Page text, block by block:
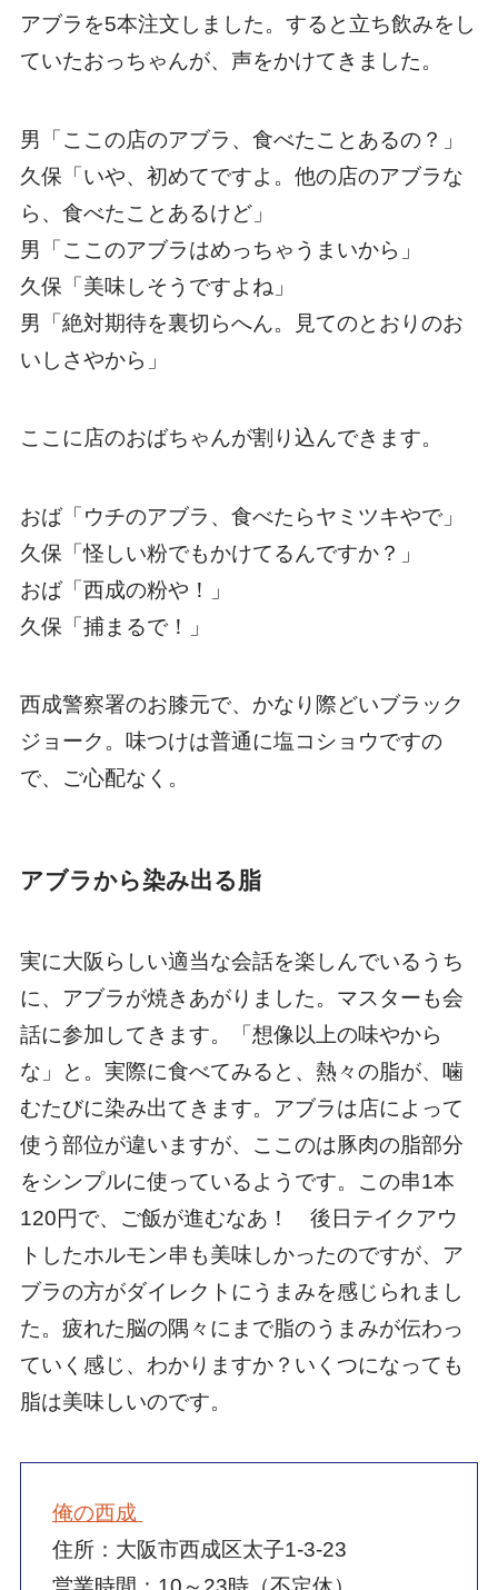
アブラを5本注文しました。すると立ち飲みをし
ていたおっちゃんが、声をかけてきました。
男「ここの店のアブラ、食べたことあるの？」
久保「いや、初めてですよ。他の店のアブラな
ら、食べたことあるけど」
男「ここのアブラはめっちゃうまいから」
久保「美味しそうですよね」
男「絶対期待を裏切らへん。見てのとおりのお
いしさやから」
ここに店のおばちゃんが割り込んできます。
おば「ウチのアブラ、食べたらヤミツキやで」
久保「怪しい粉でもかけてるんですか？」
おば「西成の粉や！」
久保「捕まるで！」
西成警察署のお膝元で、かなり際どいブラック
ジョーク。味つけは普通に塩コショウですの
で、ご心配なく。
アブラから染み出る脂
実に大阪らしい適当な会話を楽しんでいるうち
に、アブラが焼きあがりました。マスターも会
話に参加してきます。「想像以上の味やから
な」と。実際に食べてみると、熱々の脂が、噛
むたびに染み出てきます。アブラは店によって
使う部位が違いますが、ここのは豚肉の脂部分
をシンプルに使っているようです。この串1本
120円で、ご飯が進むなあ！ 後日テイクアウ
トしたホルモン串も美味しかったのですが、ア
ブラの方がダイレクトにうまみを感じられまし
た。疲れた脳の隅々にまで脂のうまみが伝わっ
ていく感じ、わかりますか？いくつになっても
脂は美味しいのです。
俺の西成
住所：大阪市西成区太子1-3-23